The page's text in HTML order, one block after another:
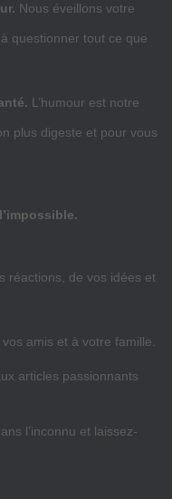
Nous éveillons votre
questionner tout ce que
L’humour est notre
plus digeste et pour vous
réactions, de vos idées et
amis et à votre famille.
articles passionnants
l’inconnu et laissez-